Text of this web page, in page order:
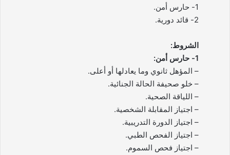
1- حارس أمن.
2- قائد دورية.
الشروط:
1- حارس أمن:
– المؤهل ثانوي وما يعادلها أو أعلى.
– خلو صحيفة الحالة الجنائية.
– اللياقة الصحية.
– اجتياز المقابلة الشخصية.
– اجتياز الدورة التدريبية.
– اجتياز الفحص الطبي.
– اجتياز فحص السموم.